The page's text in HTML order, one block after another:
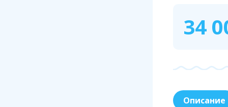
34
Описание